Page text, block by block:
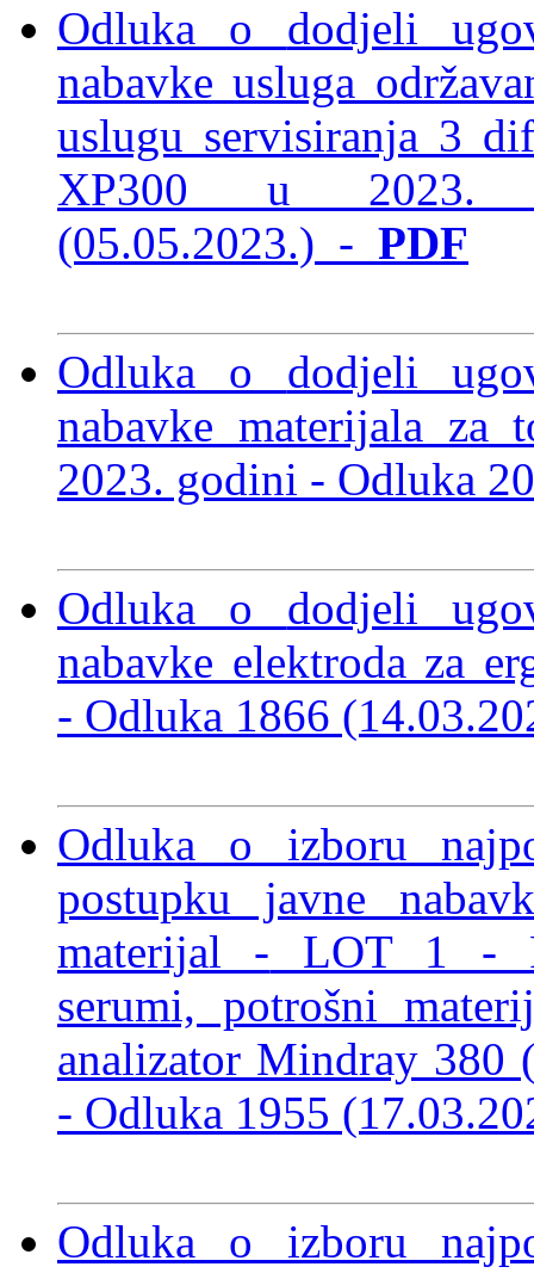
Odluka o dodjeli
nabavke usluga
uslugu servisiranja 3
XP300 u
(05.05.2023.) - PDF
Odluka o dodjeli
nabavke materijala
2023. godini - Odluka
Odluka o dodjeli
nabavke elektroda za
- Odluka 1866
Odluka o izboru
postupku javne
materijal - LOT 1 -
serumi, potrošni
analizator Mindray 380
- Odluka 1955
Odluka o izboru